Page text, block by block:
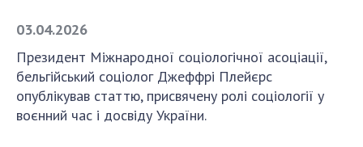
Президія НАН України
Апарат Президії
03.04.2026
Президент Міжнародної соціологічної асоціації,
бельгійський соціолог Джеффрі Плейєрс
опублікував статтю, присвячену ролі соціології у
воєнний час і досвіду України.